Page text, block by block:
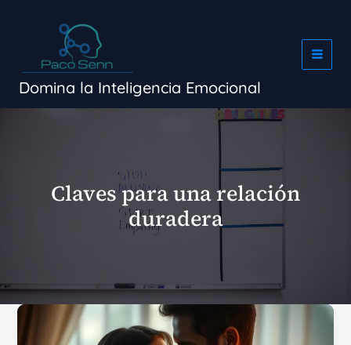
Domina la Inteligencia Emocional
Claves para una relación
duradera